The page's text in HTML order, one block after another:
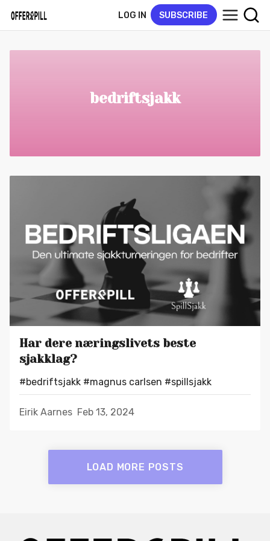
LOG IN SUBSCRIBE
bedriftsjakk
Har dere næringslivets beste
sjakklag?
#bedriftsjakk #magnus carlsen #spillsjakk
Eirik Aarnes Feb 13, 2024
LOAD MORE POSTS